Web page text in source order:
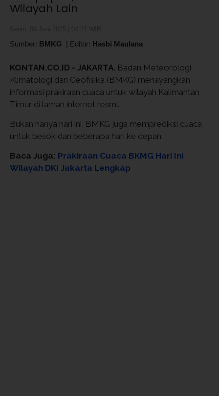
Wilayah Lain
Sumber: BMKG | Editor: Hasbi Maulana
KONTAN.CO.ID - JAKARTA. Badan Meteorologi
Klimatologi dan Geofisika (BMKG) menayangkan
informasi prakiraan cuaca untuk wilayah Kalimantan
Timur di laman internet resmi.
Bukan hanya hari ini, BMKG juga memprediksi cuaca
untuk besok dan beberapa hari ke depan.
Baca Juga: Prakiraan Cuaca BKMG Hari Ini
Wilayah DKI Jakarta Lengkap